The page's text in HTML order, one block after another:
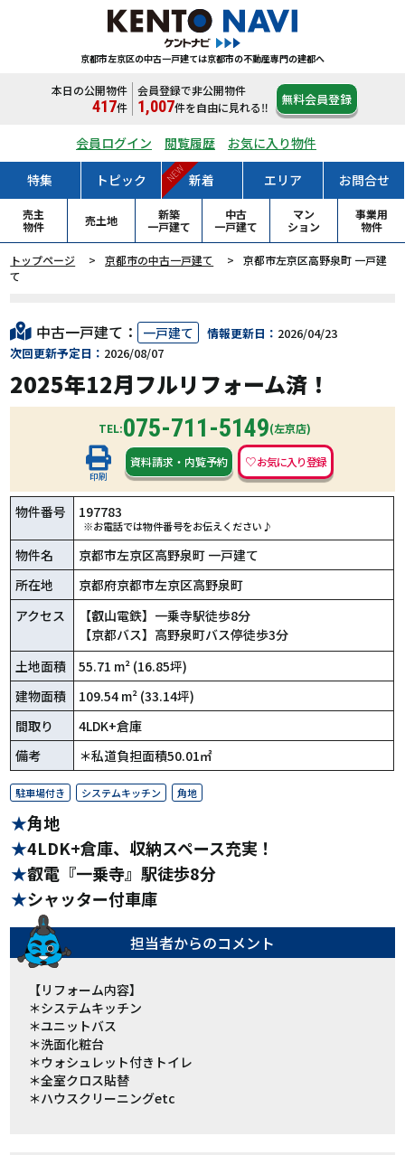
京都市左京区の中古一戸建ては京都市の不動産専門の建都へ
本日の公開物件
417件
会員登録で非公開物件
1,007件を自由に見れる‼ 無料会員登録
会員ログイン 閲覧履歴 お気に入り物件
特集 トピック 新着
NEW エリア お問合せ
売主
物件
売土地
新築
一戸建て
中古
一戸建て
マン
ション
事業用
物件
トップページ 京都市の中古一戸建て
京都市左京区高野泉町 一戸建
て
中古一戸建て： 一戸建て 情報更新日： 2026/04/23
次回更新予定日： 2026/08/07
2025年12月フルリフォーム済！
TEL:075-711-5149(左京店)
印刷
資料請求 ・ 内覧予約
物件番号 197783
※お電話では物件番号をお伝えください♪
物件名
京都市左京区高野泉町 一戸建て
所在地
京都府京都市左京区高野泉町
アクセス
【叡山電鉄】一乗寺駅徒歩8分
【京都バス】高野泉町バス停徒歩3分
土地面積
55.71 m² (16.85坪)
建物面積
109.54 m² (33.14坪)
間取り
4LDK+倉庫
備考
＊私道負担面積50.01㎡
駐車場付き システムキッチン 角地
角地
4LDK+倉庫、収納スペース充実！
叡電『一乗寺』駅徒歩8分
シャッター付車庫
担当者からのコメント
【リフォーム内容】
＊システムキッチン
＊ユニットバス
＊洗面化粧台
＊ウォシュレット付きトイレ
＊全室クロス貼替
＊ハウスクリーニングetc